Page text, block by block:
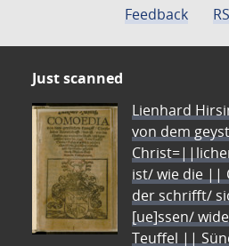
Feedback
Just scanned
Lienhard
von dem
ist/ wie die ||
der schrifft/
[ue]ssen/
Teuffel ||